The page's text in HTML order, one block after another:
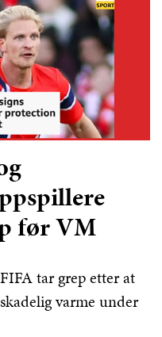
før VM
tar grep etter at
varme under